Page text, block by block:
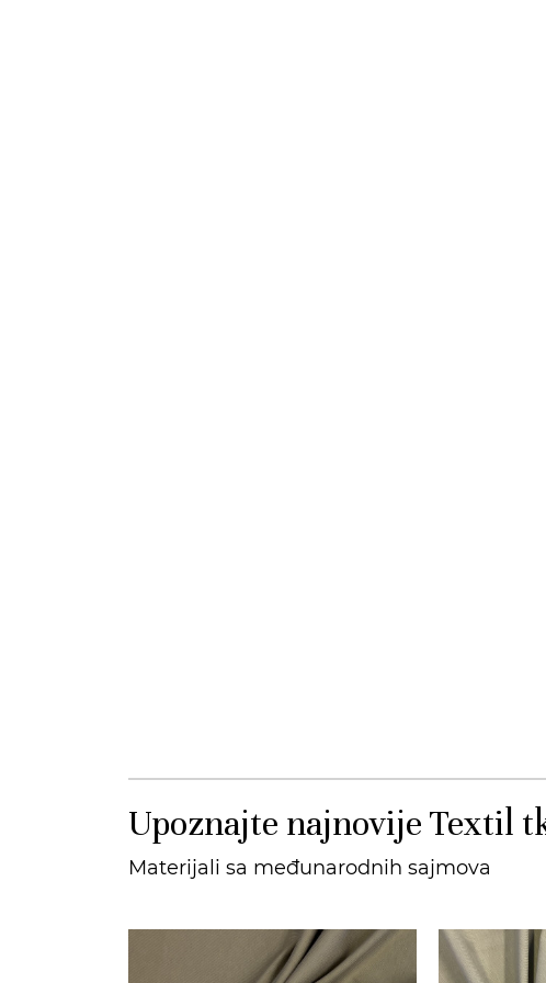
Upoznajte najnovije Textil
Materijali sa međunarodnih sajmova